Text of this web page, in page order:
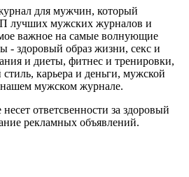
для мужчин, который
лучших мужских журналов и
важное на самые волнующие
- здоровый образ жизни, секс и
и диеты, фитнес и тренировки,
карьера и деньги, мужской
нашем мужском журнале.
ответсвенности за здоровый
рекламных объявлений.